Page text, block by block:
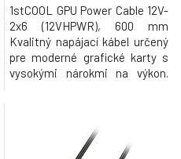
1stCOOL GPU Power Cable 12V-
2x6 (12VHPWR), 600 mm
Kvalitný napájací kábel určený
pre moderné grafické karty s
vysokými nárokmi na výkon.
ale vďaka kompatibilite ho
možno použiť aj s ďalšími